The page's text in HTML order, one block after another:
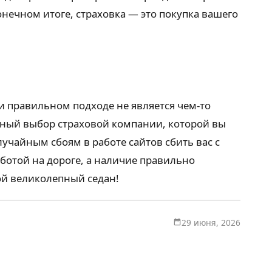
итоге, страховка — это покупка вашего
подходе не является чем-то
выбор страховой компании, которой вы
сбоям в работе сайтов сбить вас с
на дороге, а наличие правильно
великолепный седан!
29 июня, 2026